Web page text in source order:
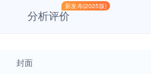
新发布(2025版)
分析评价
封面